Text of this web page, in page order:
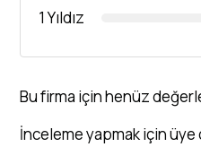
1 Yıldız
Bu firma için henüz
İnceleme yapmak için üye